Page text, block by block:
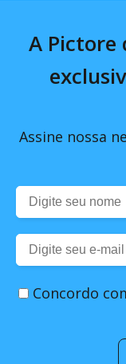
A Pictore
Assine nossa
Concordo